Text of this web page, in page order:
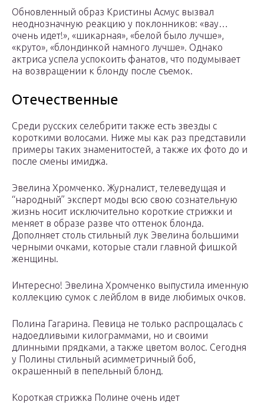
Обновленный образ Кристины Асмус вызвал
неоднозначную реакцию у поклонников: «вау…
очень идет!», «шикарная», «белой было лучше»,
«круто», «блондинкой намного лучше». Однако
актриса успела успокоить фанатов, что подумывает
на возвращении к блонду после съемок.
Отечественные
Среди русских селебрити также есть звезды с
короткими волосами. Ниже мы как раз представили
примеры таких знаменитостей, а также их фото до и
после смены имиджа.
Эвелина Хромченко. Журналист, телеведущая и
“народный” эксперт моды всю свою сознательную
жизнь носит исключительно короткие стрижки и
меняет в образе разве что оттенок блонда.
Дополняет столь стильный лук Эвелина большими
черными очками, которые стали главной фишкой
женщины.
Интересно! Эвелина Хромченко выпустила именную
коллекцию сумок с лейблом в виде любимых очков.
Полина Гагарина. Певица не только распрощалась с
надоедливыми килограммами, но и своими
длинными прядками, а также цветом волос. Сегодня
у Полины стильный асимметричный боб,
окрашенный в пепельный блонд.
Короткая стрижка Полине очень идет